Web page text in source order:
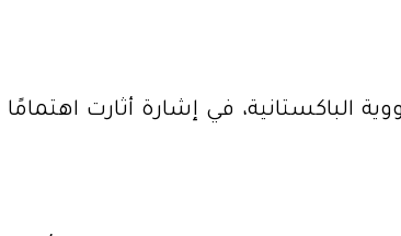
الباكستانية، في إشارة أثارت اهتمامًا